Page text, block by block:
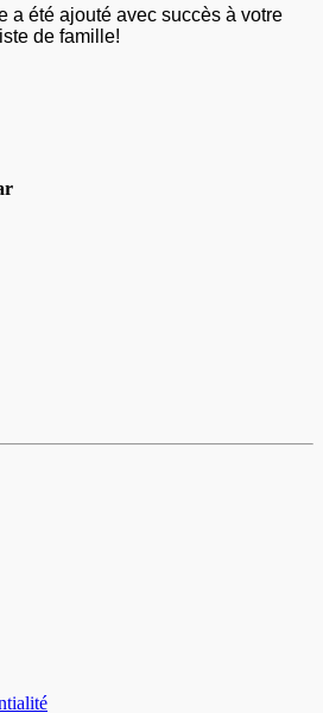
a été ajouté avec succès à votre
liste de famille!